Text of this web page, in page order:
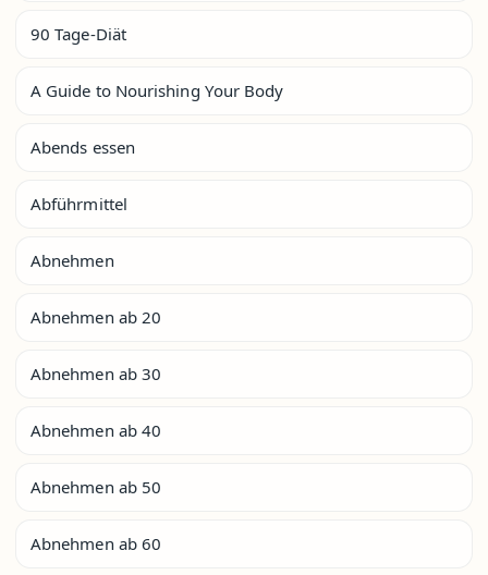
90 Tage-Diät
A Guide to Nourishing Your Body
Abends essen
Abführmittel
Abnehmen
Abnehmen ab 20
Abnehmen ab 30
Abnehmen ab 40
Abnehmen ab 50
Abnehmen ab 60